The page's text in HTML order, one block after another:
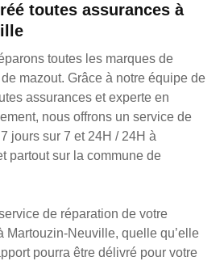
toutes assurances à
toutes les marques de
mazout. Grâce à notre équipe de
assurances et experte en
nous offrons un service de
jours sur 7 et 24H / 24H à
partout sur la commune de
de réparation de votre
Martouzin-Neuville, quelle qu’elle
pourra être délivré pour votre